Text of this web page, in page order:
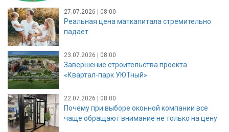
27.07.2026 | 08:00
Реальная цена маткапитала стремительно
падает
23.07.2026 | 08:00
Завершение строительства проекта
«Квартал-парк УЮТный»
22.07.2026 | 08:00
Почему при выборе оконной компании все
чаще обращают внимание не только на цену